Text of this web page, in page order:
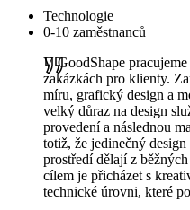
Technologie
0-10 zaměstnanců
V GoodShape
zakázkách pro klienty.
míru, grafický design a
velký důraz na design
provedení a následnou
totiž, že jedinečný
prostředí dělají z
cílem je přicházet s
technické úrovni, které